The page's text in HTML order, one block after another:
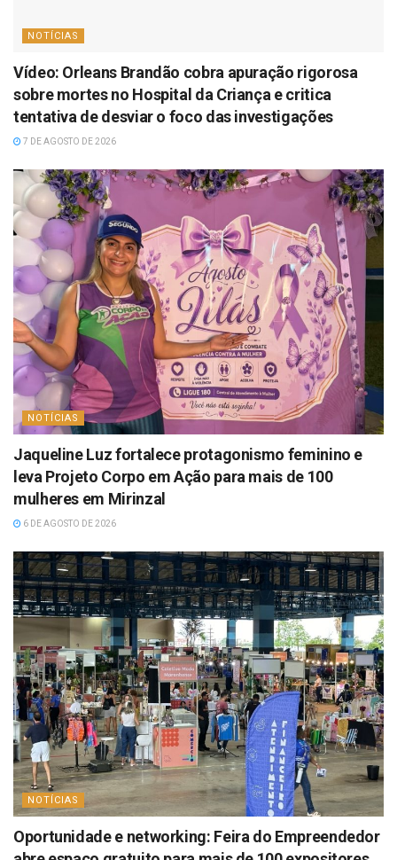
NOTÍCIAS
Vídeo: Orleans Brandão cobra apuração rigorosa
sobre mortes no Hospital da Criança e critica
tentativa de desviar o foco das investigações
7 DE AGOSTO DE 2026
NOTÍCIAS
Jaqueline Luz fortalece protagonismo feminino e
leva Projeto Corpo em Ação para mais de 100
mulheres em Mirinzal
6 DE AGOSTO DE 2026
NOTÍCIAS
Oportunidade e networking: Feira do Empreendedor